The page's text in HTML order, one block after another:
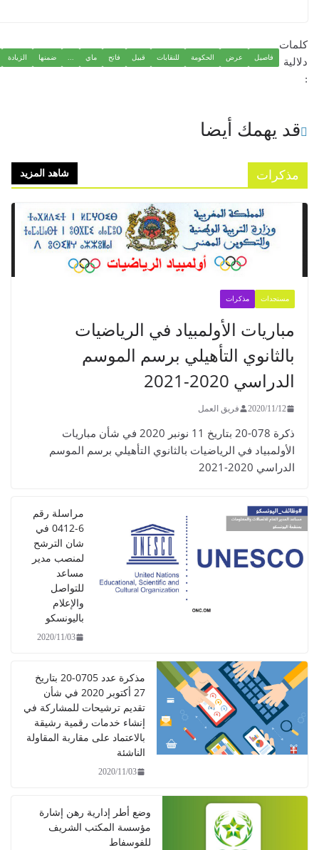
فاصيل عرض الحكومة للنقابات قبيل فاتح ماي ... ضمنها الزيادة الأجور
أيضا
شاهد المزيد
مذكرات
الأولمبياد في الرياضيات
التأهيلي برسم الموسم
2020-2021
2020/11/ فريق العمل
ذكرة 078-20 بتاريخ 11 نونبر 2020 في شأن مباريات
في الرياضيات بالثانوي التأهيلي برسم الموسم
2020-2021
مراسلة رقم
6-0412 في
شان الترشح
لمنصب مدير
للتواصل
2020/11/03
مذكرة عدد 0705-20 بتاريخ
27 أكتوبر 2020 في شأن
تقديم ترشيحات للمشاركة في
إنشاء خدمات رقمية رشيقة
بالاعتماد على مقاربة المقاولة
الناشئة
2020/11/03
وضع أطر إدارية رهن إشارة
مؤسسة المكتب الشريف
للفوسفاط